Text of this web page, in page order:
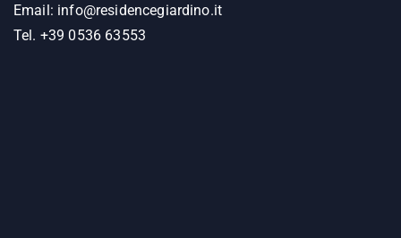
Email: info@residencegiardino.it
Tel. +39 0536 63553